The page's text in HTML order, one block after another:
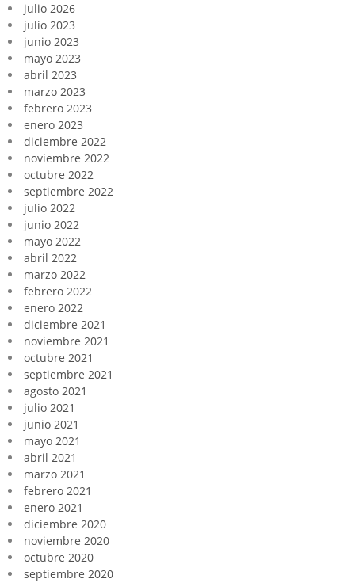
julio 2026
julio 2023
junio 2023
mayo 2023
abril 2023
marzo 2023
febrero 2023
enero 2023
diciembre 2022
noviembre 2022
octubre 2022
septiembre 2022
julio 2022
junio 2022
mayo 2022
abril 2022
marzo 2022
febrero 2022
enero 2022
diciembre 2021
noviembre 2021
octubre 2021
septiembre 2021
agosto 2021
julio 2021
junio 2021
mayo 2021
abril 2021
marzo 2021
febrero 2021
enero 2021
diciembre 2020
noviembre 2020
octubre 2020
septiembre 2020